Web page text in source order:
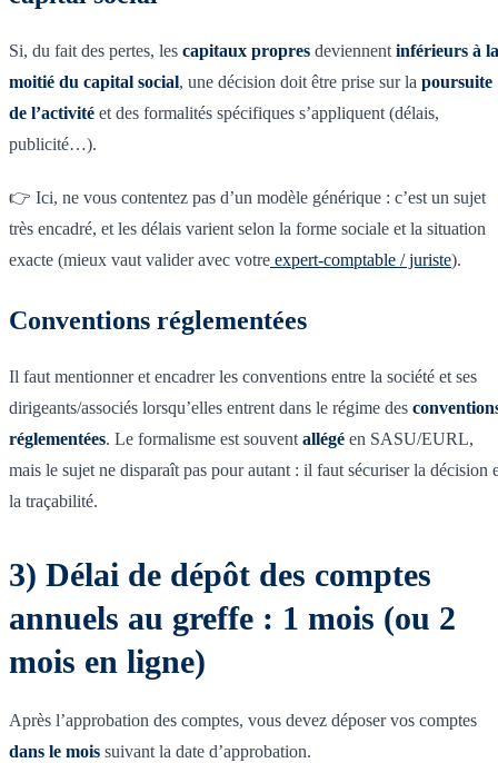
Si, du fait des pertes, les capitaux propres deviennent inférieurs à la
moitié du capital social, une décision doit être prise sur la poursuite
de l’activité et des formalités spécifiques s’appliquent (délais,
publicité…).
👉 Ici, ne vous contentez pas d’un modèle générique : c’est un sujet
très encadré, et les délais varient selon la forme sociale et la situation
exacte (mieux vaut valider avec votre expert-comptable / juriste).
Conventions réglementées
Il faut mentionner et encadrer les conventions entre la société et ses
dirigeants/associés lorsqu’elles entrent dans le régime des
réglementées. Le formalisme est souvent allégé en SASU/EURL,
mais le sujet ne disparaît pas pour autant : il faut sécuriser la décision
la traçabilité.
3) Délai de dépôt des comptes
annuels au greffe : 1 mois (ou 2
mois en ligne)
Après l’approbation des comptes, vous devez déposer vos comptes
dans le mois suivant la date d’approbation.